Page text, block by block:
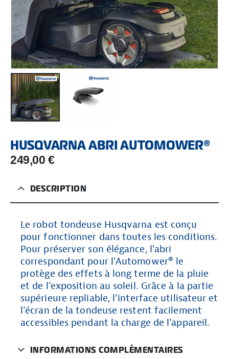
HUSQVARNA ABRI AUTOMOWER®
249,00 €
DESCRIPTION
Le robot tondeuse Husqvarna est conçu
pour fonctionner dans toutes les conditions.
Pour préserver son élégance, l’abri
correspondant pour l’Automower® le
protège des effets à long terme de la pluie
et de l’exposition au soleil. Grâce à la partie
supérieure repliable, l’interface utilisateur et
l’écran de la tondeuse restent facilement
accessibles pendant la charge de l’appareil.
INFORMATIONS COMPLÉMENTAIRES